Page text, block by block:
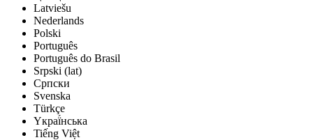
Latviešu
Nederlands
Polski
Português
Português do Brasil
Srpski (lat)
Српски
Svenska
Türkçe
Yкраї́нська
Tiếng Việt